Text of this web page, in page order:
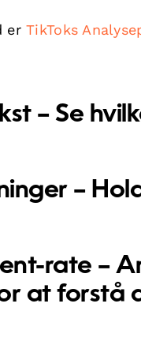
erTikToks
– Se
–
rate –
at forstå